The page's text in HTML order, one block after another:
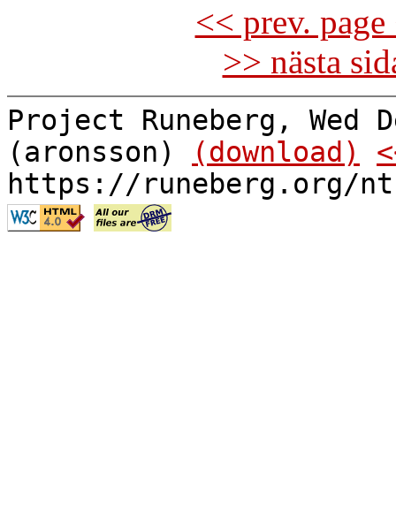
<< prev.
>> nästa
Project Runeberg, Wed
(aronsson)
(download)
https://runeberg.org/